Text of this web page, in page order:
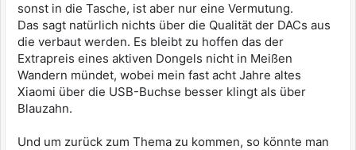
sonst in die Tasche, ist aber nur eine Vermutung.
Das sagt natürlich nichts über die Qualität der DACs aus
die verbaut werden. Es bleibt zu hoffen das der
Extrapreis eines aktiven Dongels nicht in Meißen
Wandern mündet, wobei mein fast acht Jahre altes
Xiaomi über die USB-Buchse besser klingt als über
Blauzahn.
Und um zurück zum Thema zu kommen, so könnte man